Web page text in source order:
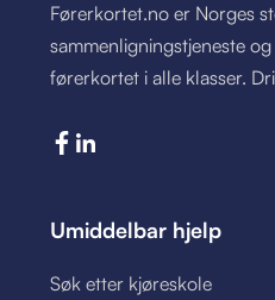
Førerkortet.no er Norges
sammenligningstjeneste
førerkortet i alle klasser.
Umiddelbar hjelp
Søk etter kjøreskole